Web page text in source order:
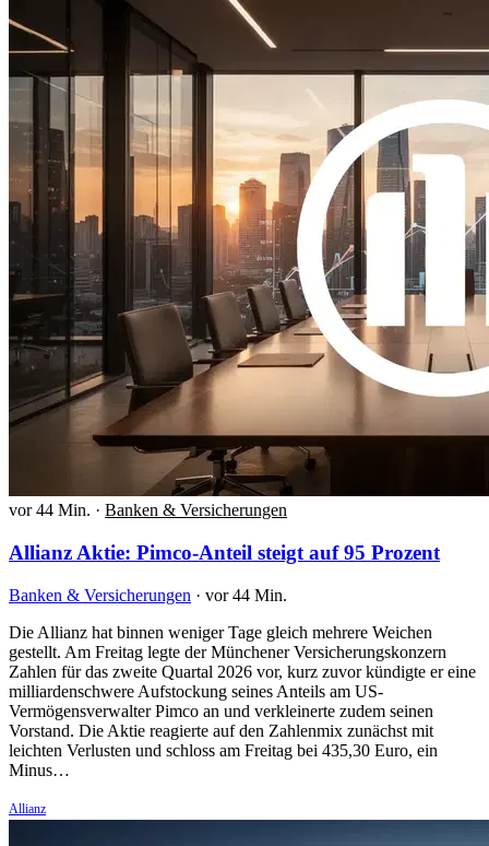
vor 44 Min. · Banken & Versicherungen
Allianz Aktie: Pimco-Anteil steigt auf 95 Prozent
Banken & Versicherungen · vor 44 Min.
Die Allianz hat binnen weniger Tage gleich mehrere Weichen
gestellt. Am Freitag legte der Münchener Versicherungskonzern
Zahlen für das zweite Quartal 2026 vor, kurz zuvor kündigte er eine
milliardenschwere Aufstockung seines Anteils am US-
Vermögensverwalter Pimco an und verkleinerte zudem seinen
Vorstand. Die Aktie reagierte auf den Zahlenmix zunächst mit
leichten Verlusten und schloss am Freitag bei 435,30 Euro, ein
Minus…
Allianz